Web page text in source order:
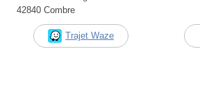
42840 Combre
Trajet Waze